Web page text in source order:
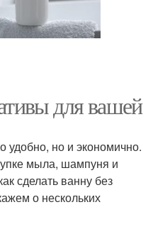
для вашей
удобно, но и экономично.
мыла, шампуня и
сделать ванну без
о нескольких